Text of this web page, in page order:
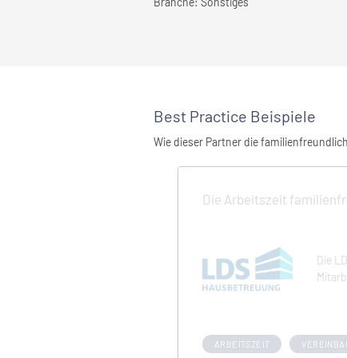
Best Practice Beispiele
Wie dieser Partner die
Die Arbeitszeit
Die
ARBEITSZEIT